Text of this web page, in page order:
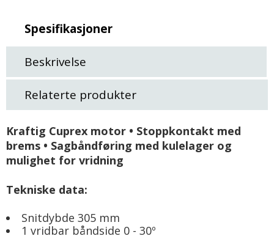
Spesifikasjoner
Beskrivelse
Relaterte produkter
Kraftig Cuprex motor • Stoppkontakt med
brems • Sagbåndføring med kulelager og
mulighet for vridning
Tekniske data:
Snitdybde 305 mm
1 vridbar båndside 0 - 30º